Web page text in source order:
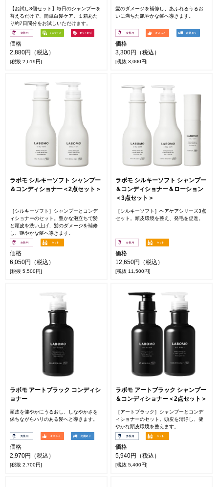
【お試し3個セット】毎日のシャンプーを
替えるだけで、簡単白髪ケア。１箱あた
り約7日間分をお試しいただけます。
価格
2,880円（税込）
[税抜 2,619円]
髪のダメージを補修し、あふれるうるお
いに満ちた艶やかな髪へ導きます。
価格
3,300円（税込）
[税抜 3,000円]
ラボモ シルキーソフト シャンプー
＆コンディショナー＜2点セット＞
［シルキーソフト］シャンプーとコンデ
ィショナーのセット。豊かな泡立ちで髪
と頭皮を洗い上げ、髪のダメージを補修
し、艶やかな髪へ導きます。
価格
6,050円（税込）
[税抜 5,500円]
ラボモ シルキーソフト シャンプー
＆コンディショナー＆ローション
＜3点セット＞
［シルキーソフト］ヘアケアシリーズ3点
セット。頭皮環境を整え、発毛を促進。
価格
12,650円（税込）
[税抜 11,500円]
ラボモ アートブラック コンディシ
ョナー
頭皮を健やかにうるおし、しなやかさを
保ちながらハリのある髪へと導きます。
価格
2,970円（税込）
[税抜 2,700円]
ラボモ アートブラック シャンプー
＆コンディショナー＜2点セット＞
［アートブラック］シャンプーとコンデ
ィショナーのセット。頭皮を清浄し、健
やかな頭皮環境を整えます。
価格
5,940円（税込）
[税抜 5,400円]